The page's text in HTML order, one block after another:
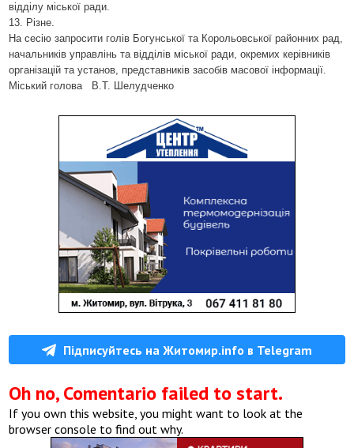
відділу міської ради.
13. Різне.
На сесію запросити голів Богунської та Корольовської районних рад,
начальників управлінь та відділів міської ради, окремих керівників
організацій та установ, представників засобів масової інформації.
Міський голова
В.Т. Шелудченко
Підписуйтесь на Житомир.info в Telegram
Oh no, Comentario failed to start.
If you own this website, you might want to look at the
browser console to find out why.